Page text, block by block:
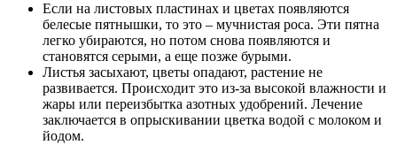
Если на листовых пластинах и цветах появляются
белесые пятнышки, то это – мучнистая роса. Эти пятна
легко убираются, но потом снова появляются и
становятся серыми, а еще позже бурыми.
Листья засыхают, цветы опадают, растение не
развивается. Происходит это из-за высокой влажности и
жары или переизбытка азотных удобрений. Лечение
заключается в опрыскивании цветка водой с молоком и
йодом.